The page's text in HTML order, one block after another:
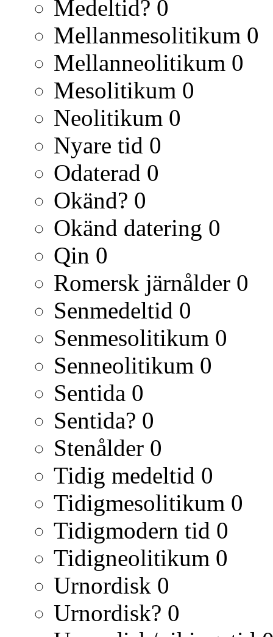
Medeltid? 0
Mellanmesolitikum 0
Mellanneolitikum 0
Mesolitikum 0
Neolitikum 0
Nyare tid 0
Odaterad 0
Okänd? 0
Okänd datering 0
Qin 0
Romersk järnålder 0
Senmedeltid 0
Senmesolitikum 0
Senneolitikum 0
Sentida 0
Sentida? 0
Stenålder 0
Tidig medeltid 0
Tidigmesolitikum 0
Tidigmodern tid 0
Tidigneolitikum 0
Urnordisk 0
Urnordisk? 0